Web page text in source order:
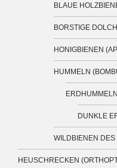
BLAUE
BORSTIGE
HONIGBIENEN
HUMMELN
ERDHUMMELN
DUNKLE
WILDBIENEN
HEUSCHRECKEN